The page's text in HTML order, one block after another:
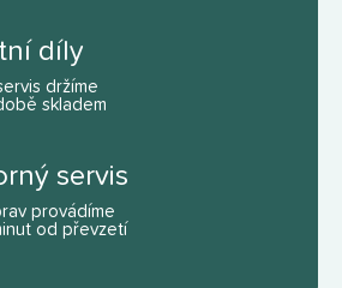
díly
držíme
skladem
servis
provádíme
od převzetí